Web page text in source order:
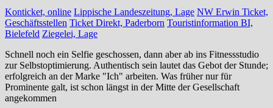
Konticket, online Lippische Landeszeitung, Lage NW Erwin Ticket,
Geschäftsstellen Ticket Direkt, Paderborn Touristinformation BI,
Bielefeld Ziegelei, Lage
Schnell noch ein Selfie geschossen, dann aber ab ins Fitnessstudio
zur Selbstoptimierung. Authentisch sein lautet das Gebot der Stunde;
erfolgreich an der Marke "Ich" arbeiten. Was früher nur für
Prominente galt, ist schon längst in der Mitte der Gesellschaft
angekommen